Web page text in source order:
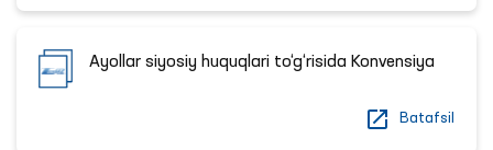
Ayollar siyosiy huquqlari to‘g‘risida Konvensiya
Batafsil